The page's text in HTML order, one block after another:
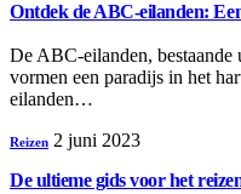
Ontdek de ABC-eilanden:
De ABC-eilanden,
vormen een paradijs in het
eilanden…
Reizen 2 juni 2023
De ultieme gids voor het